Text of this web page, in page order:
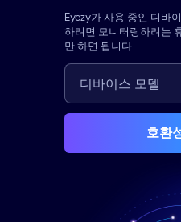
Eyezy가 사용 중인 디바
하려면 모니터링하려는
만 하면 됩니다
호환